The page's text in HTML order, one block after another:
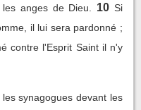
anges de Dieu.
10 Si
il lui sera pardonné ;
contre l'Esprit Saint il n'y
synagogues devant les